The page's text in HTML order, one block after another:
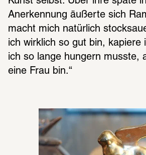
Aner­ken­nung äußerte sich
macht mich natür­lich
ich wirk­lich so gut bin, kapiere
ich so lange hungern musste,
eine Frau bin.“